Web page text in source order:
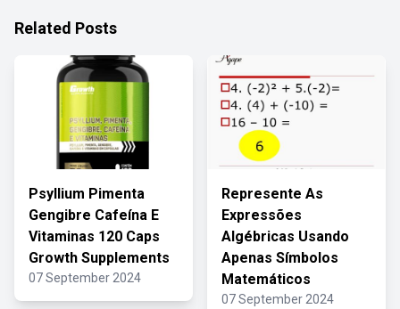
Related Posts
Psyllium Pimenta
Gengibre Cafeína E
Vitaminas 120 Caps
Growth Supplements
07 September 2024
Represente As
Expressões
Algébricas Usando
Apenas Símbolos
Matemáticos
07 September 2024